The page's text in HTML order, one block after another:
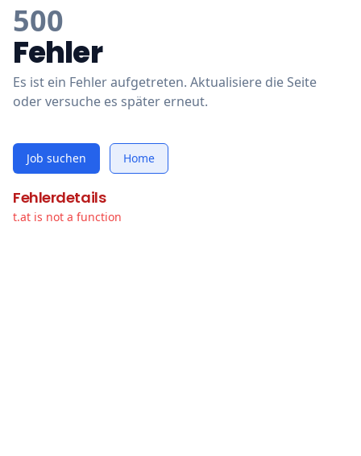
500
Fehler
Es ist ein Fehler aufgetreten. Aktualisiere die Seite
oder versuche es später erneut.
Job suchen Home
Fehlerdetails
t.at is not a function